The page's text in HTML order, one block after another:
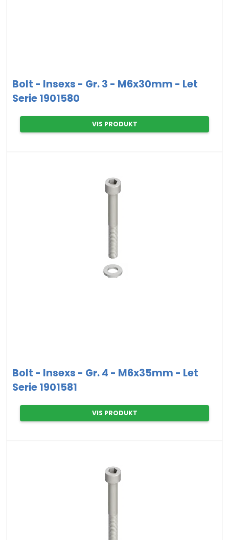
Bolt - Insexs - Gr. 3 - M6x30mm - Let
Serie 1901580
VIS PRODUKT
Bolt - Insexs - Gr. 4 - M6x35mm - Let
Serie 1901581
VIS PRODUKT